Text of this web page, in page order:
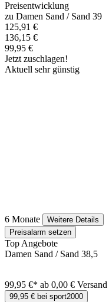
Preisentwicklung
zu Damen Sand / Sand 39
125,91 €
136,15 €
99,95 €
Jetzt zuschlagen!
Aktuell sehr günstig
6 Monate
Weitere Details
Preisalarm setzen
Top Angebote
Damen Sand / Sand 38,5
99,95 €* ab 0,00 € Versand
99,95 € bei sport2000